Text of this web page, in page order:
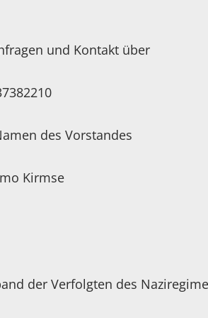
und Kontakt über
des Vorstandes
Kirmse
der Verfolgten des